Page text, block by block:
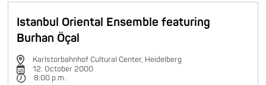
Istanbul Oriental Ensemble featuring
Burhan Öçal
Karlstorbahnhof Cultural Center, Heidelberg
12. October 2000
8:00 p.m.